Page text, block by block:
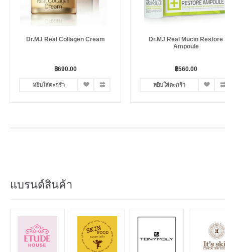
Dr.MJ Real Collagen Cream
฿690.00
หยิบใส่ตะกร้า
Dr.MJ Real Mucin Restore
Ampoule
฿560.00
หยิบใส่ตะกร้า
แบรนด์สินค้า